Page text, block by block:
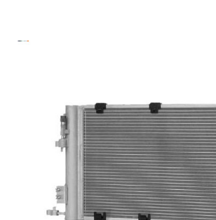
Bedrijfswagen parts